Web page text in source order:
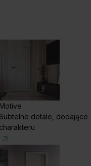
Motive
detale, dodające
charakteru